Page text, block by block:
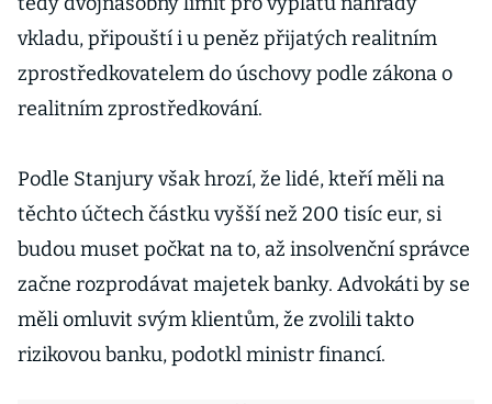
vkladu, připouští i u peněz přijatých realitním
zprostředkovatelem do úschovy podle zákona o
realitním zprostředkování.
Podle Stanjury však hrozí, že lidé, kteří měli na
těchto účtech částku vyšší než 200 tisíc eur, si
budou muset počkat na to, až insolvenční správce
začne rozprodávat majetek banky. Advokáti by se
měli omluvit svým klientům, že zvolili takto
rizikovou banku, podotkl ministr financí.